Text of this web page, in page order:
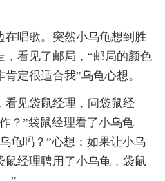
唱歌。突然小乌龟想到胜
看见了邮局，“邮局的颜色
定很适合我”乌龟心想。
见袋鼠经理，问袋鼠经
？”袋鼠经理看了小乌龟
龟吗？”心想：如果让小乌
经理聘用了小乌龟，袋鼠